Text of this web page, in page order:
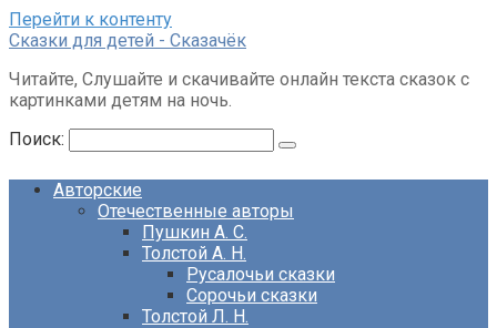
Перейти к контенту
Сказки для детей - Сказачёк
Читайте, Слушайте и скачивайте онлайн текста сказок с
картинками детям на ночь.
Поиск:
Авторские
Отечественные авторы
Пушкин А. С.
Толстой А. Н.
Русалочьи сказки
Сорочьи сказки
Толстой Л. Н.